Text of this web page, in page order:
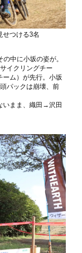
せつける3名
中に小坂の姿が。
イクリングチー
ーム）が先行。小坂
パックは崩壊、前
いまま、織田→沢田